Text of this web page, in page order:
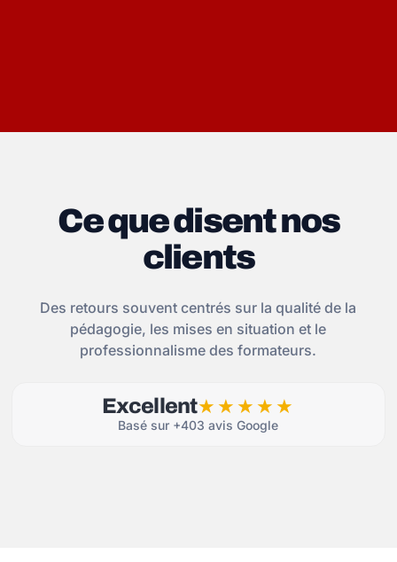
Ce que disent nos
clients
Des retours souvent centrés sur la qualité de la
pédagogie, les mises en situation et le
professionnalisme des formateurs.
Excellent★★★★★
Basé sur +403 avis Google